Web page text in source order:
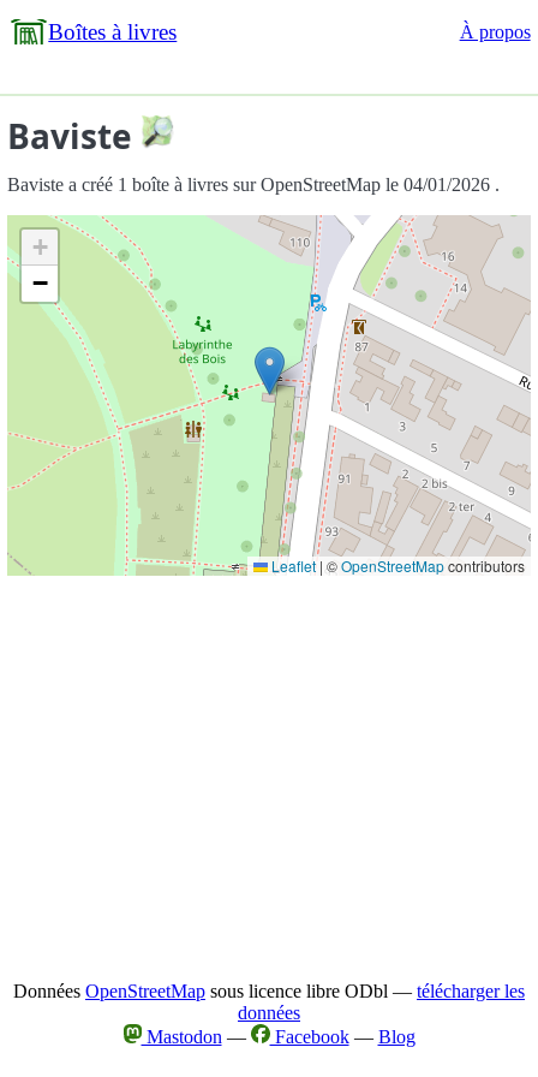
Boîtes à livres À propos
Baviste
Baviste a créé 1 boîte à livres sur OpenStreetMap le 04/01/2026 .
+
−
Leaflet | ©OpenStreetMapcontributors
Données OpenStreetMap sous licence libre ODbl — télécharger les
données
Mastodon — Facebook— Blog